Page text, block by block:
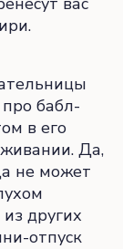
бабл-
в его
Да,
не может
других
отпуск